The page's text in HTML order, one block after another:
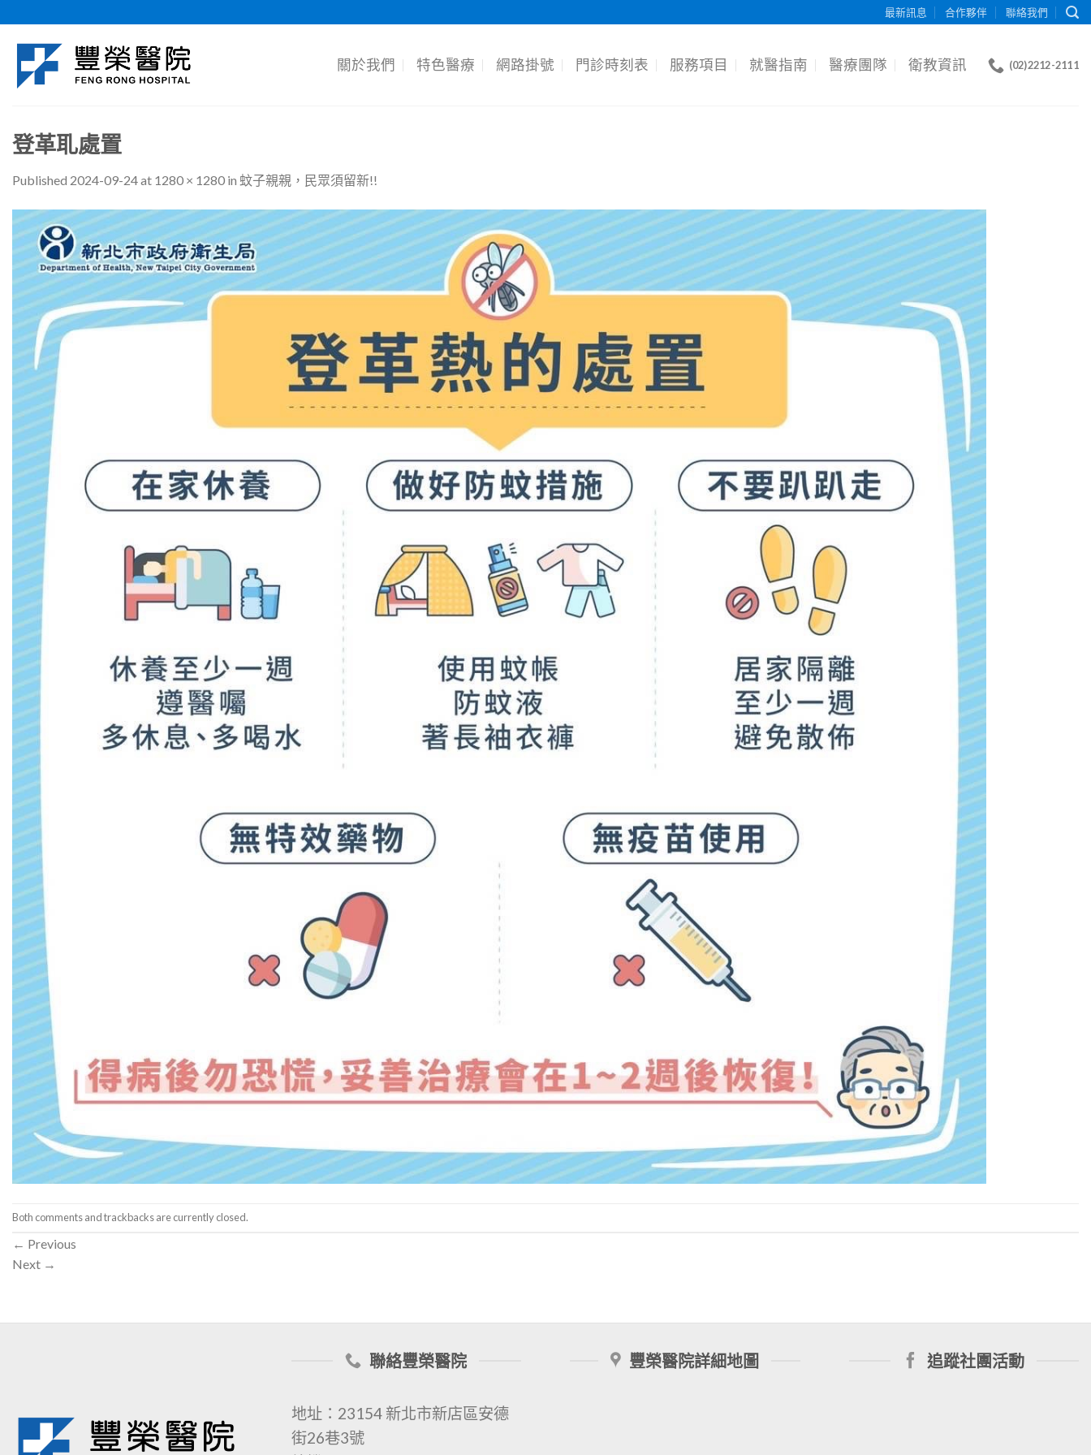
to
content
最新訊息 合作夥伴 聯絡我們
關於我們 特色醫療 網路掛號 門診時刻表 服務項目 就醫指南 醫療團隊 衛教資訊 (02)2212-2111
登革耴處置
Published 2024-09-24at 1280 × 1280 in 蚊子親親，民眾須留新!!
Both comments and trackbacks are currently closed.
← Previous
Next →
聯絡豐榮醫院
地址：23154 新北市新店區安德
街26巷3號
豐榮醫院詳細地圖 追蹤社團活動